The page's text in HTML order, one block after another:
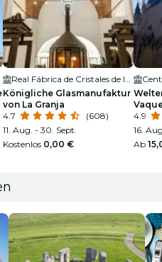
Königliche Glasmanufaktur
von La Granja
4.7
(608)
11. Aug. - 30. Sept.
Kostenlos 0,00 €
4.9
16.
Ab